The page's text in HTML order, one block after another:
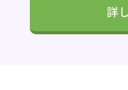
詳